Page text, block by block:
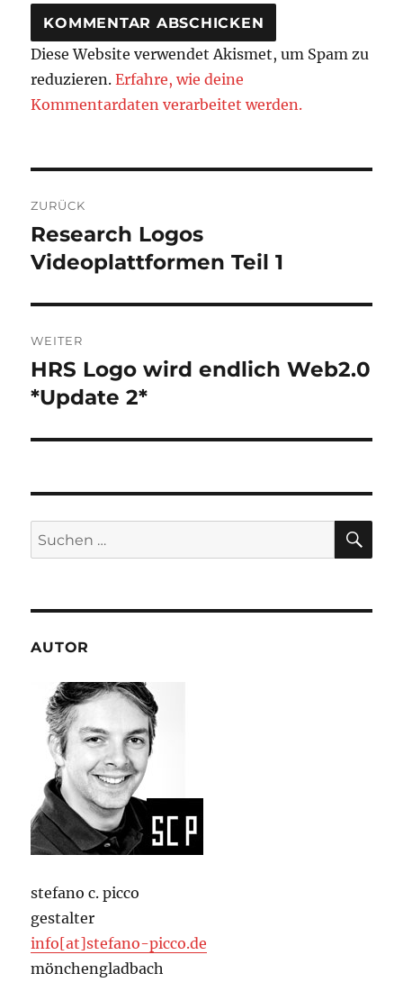
Diese Website verwendet Akismet, um Spam zu
reduzieren.Erfahre, wie deine
Kommentardaten verarbeitet werden.
ZURÜCK
Vorheriger
Beitrag:
Research Logos
Videoplattformen Teil 1
WEITER
Nächster
Beitrag:
HRS Logo wird endlich Web2.0
*Update 2*
Suchen
nach:
AUTOR
stefano c. picco
gestalter
info[at]stefano-picco.de
mönchengladbach